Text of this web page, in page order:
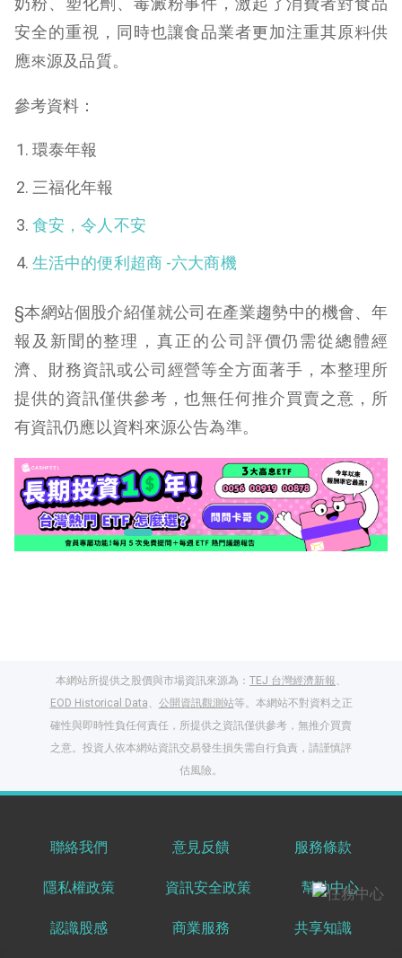
安全的重視，同時也讓食品業者更加注重其原料供
應來源及品質。
參考資料：
環泰年報
三福化年報
食安，令人不安
生活中的便利超商 -六大商機
§本網站個股介紹僅就公司在產業趨勢中的機會、年
報及新聞的整理，真正的公司評價仍需從總體經
濟、財務資訊或公司經營等全方面著手，本整理所
提供的資訊僅供參考，也無任何推介買賣之意，所
有資訊仍應以資料來源公告為準。
本網站所提供之股價與市場資訊來源為： TEJ 台灣經濟新報、
EOD Historical Data、 公開資訊觀測站等。本網站不對資料之正
確性與即時性負任何責任，所提供之資訊僅供參考，無推介買賣
之意。投資人依本網站資訊交易發生損失需自行負責，請謹慎評
估風險。
聯絡我們 意見反饋 服務條款
隱私權政策 資訊安全政策 幫助中心
認識股感 商業服務 共享知識
出國就缺這咖？股